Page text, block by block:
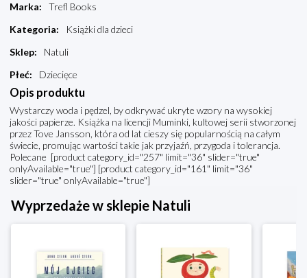
Marka:
Trefl Books
Kategoria:
Książki dla dzieci
Sklep:
Natuli
Płeć: Dziecięce
Opis produktu
Wystarczy woda i pędzel, by odkrywać ukryte wzory na wysokiej
jakości papierze. Książka na licencji Muminki, kultowej serii stworzonej
przez Tove Jansson, która od lat cieszy się popularnością na całym
świecie, promując wartości takie jak przyjaźń, przygoda i tolerancja.
Polecane [product category_id="257" limit="36" slider="true"
onlyAvailable="true"] [product category_id="161" limit="36"
slider="true" onlyAvailable="true"]
Wyprzedaże w sklepie Natuli